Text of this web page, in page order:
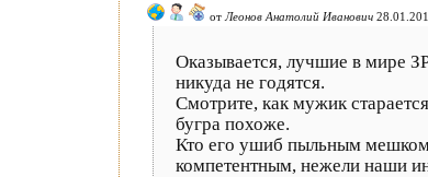
от Леонов Анатолий Иванович
Оказывается, лучшие в мире
никуда не годятся.
Смотрите, как мужик
бугра похоже.
Кто его ушиб пыльным
компетентным, нежели наши